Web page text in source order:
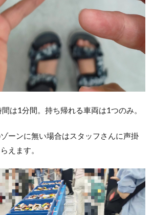
は1分間。持ち帰れる車両は1つのみ。
ーンに無い場合はスタッフさんに声掛
えます。